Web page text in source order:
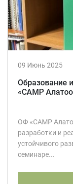
09 Июнь 2025
Образование
«САМР
ОФ «САМР
разработки и
устойчивого
семинаре...